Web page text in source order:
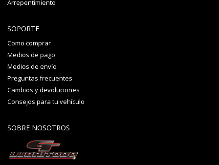
Arrepentimiento
SOPORTE
Como comprar
Medios de pago
Medios de envío
Preguntas frecuentes
Cambios y devoluciones
Consejos para tu vehículo
SOBRE NOSOTROS